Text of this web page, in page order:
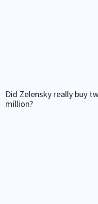
Did Zelensky really buy
million?